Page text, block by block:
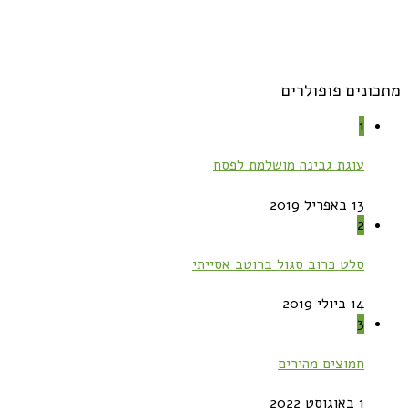
מתכונים פופולרים
1
עוגת גבינה מושלמת לפסח
13 באפריל 2019
2
סלט כרוב סגול ברוטב אסייתי
14 ביולי 2019
3
חמוצים מהירים
1 באוגוסט 2022